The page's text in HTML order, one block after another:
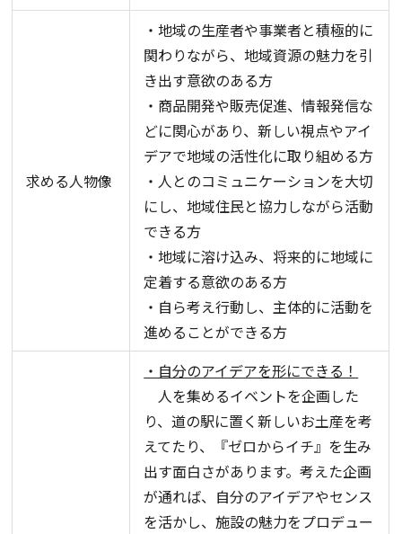
求める人物像
・地域の生産者や事業者と積極的に
関わりながら、地域資源の魅力を引
き出す意欲のある方
・商品開発や販売促進、情報発信な
どに関心があり、新しい視点やアイ
デアで地域の活性化に取り組める方
・人とのコミュニケーションを大切
にし、地域住民と協力しながら活動
できる方
・地域に溶け込み、将来的に地域に
定着する意欲のある方
・自ら考え行動し、主体的に活動を
進めることができる方
・自分のアイデアを形にできる！
人を集めるイベントを企画した
り、道の駅に置く新しいお土産を考
えてたり、『ゼロからイチ』を生み
出す面白さがあります。考えた企画
が通れば、自分のアイデアやセンス
を活かし、施設の魅力をプロデュー